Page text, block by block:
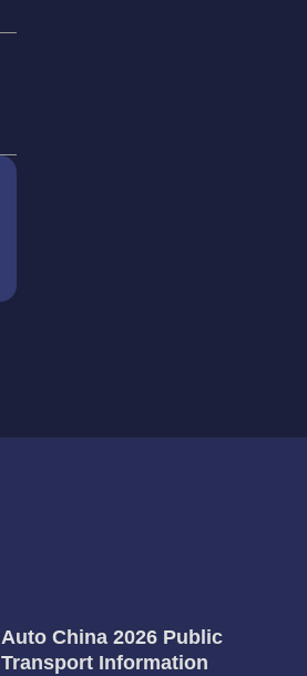
Auto China 2026 Public
Transport Information